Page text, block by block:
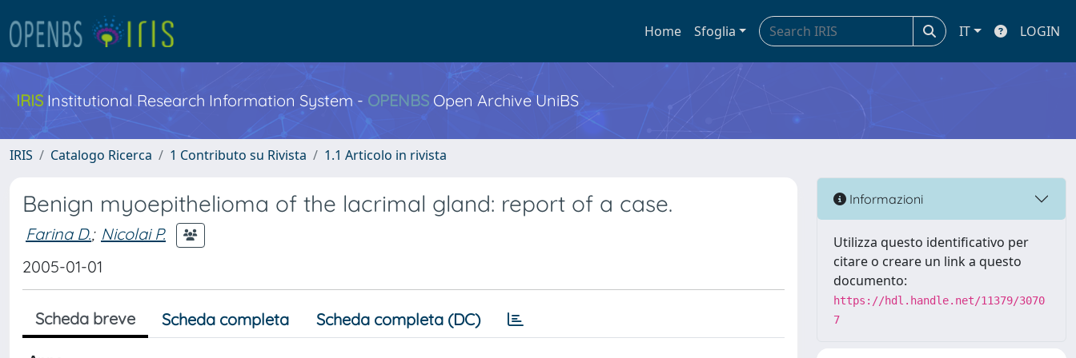
Home Sfoglia IT LOGIN
IRIS Institutional Research Information System - OPENBS Open Archive UniBS
IRIS Catalogo Ricerca 1 Contributo su Rivista 1.1 Articolo in rivista
Benign myoepithelioma of the lacrimal gland: report of a case.
Farina D.; Nicolai P.
2005-01-01
Scheda breve Scheda completa Scheda completa (DC)
Informazioni
Utilizza questo identificativo per
citare o creare un link a questo
documento:
https://hdl.handle.net/11379/3070
7